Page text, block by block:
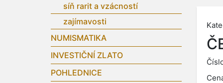
síň rarit a vzácností
zajímavosti
NUMISMATIKA
INVESTIČNÍ ZLATO
POHLEDNICE